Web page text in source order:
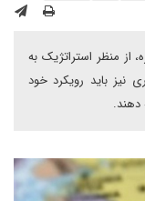
از منظر استراتژیک به
نیز باید رویکرد خود
دهند.